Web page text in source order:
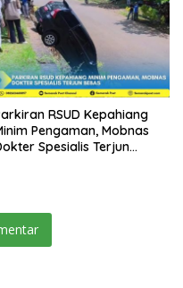
RSUD Kepahiang
Pengaman, Mobnas
Spesialis Terjun